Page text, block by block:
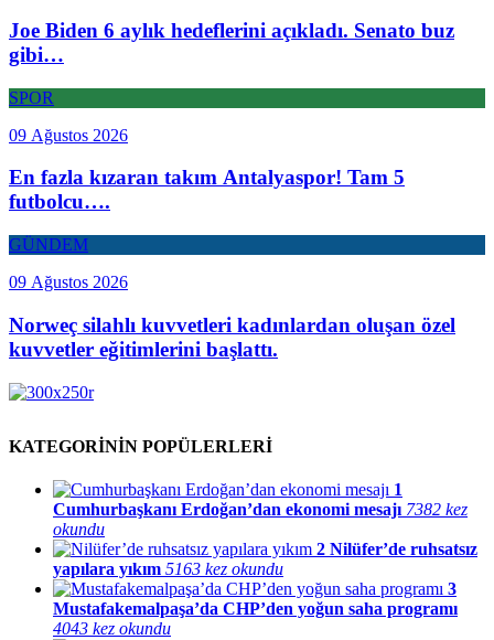
Joe Biden 6 aylık hedeflerini açıkladı. Senato buz
gibi…
SPOR
09 Ağustos 2026
En fazla kızaran takım Antalyaspor! Tam 5
futbolcu….
GÜNDEM
09 Ağustos 2026
Norweç silahlı kuvvetleri kadınlardan oluşan özel
kuvvetler eğitimlerini başlattı.
KATEGORİNİN POPÜLERLERİ
1
Cumhurbaşkanı Erdoğan’dan ekonomi mesajı 7382 kez
okundu
2 Nilüfer’de ruhsatsız
yapılara yıkım 5163 kez okundu
3
Mustafakemalpaşa’da CHP’den yoğun saha programı
4043 kez okundu